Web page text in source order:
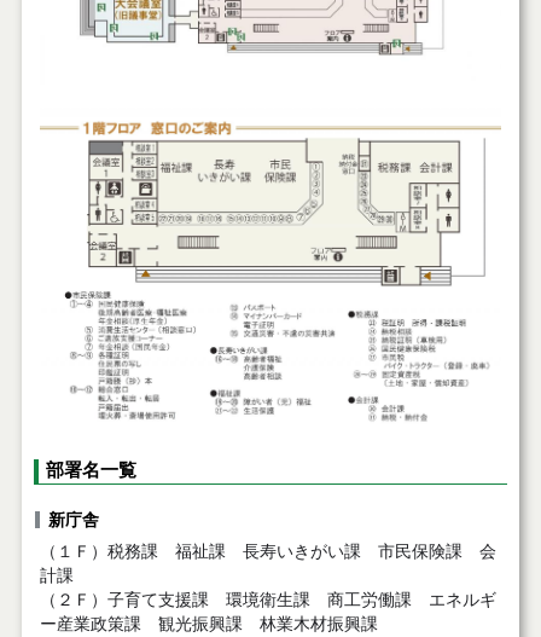
部署名一覧
新庁舎
（１Ｆ）税務課 福祉課 長寿いきがい課 市民保険課 会
計課
（２Ｆ）子育て支援課 環境衛生課 商工労働課 エネルギ
ー産業政策課 観光振興課 林業木材振興課